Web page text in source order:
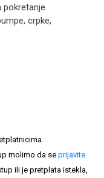
pokretanje
crpke,
molimo da se prijavite.
ili je pretplata istekla,